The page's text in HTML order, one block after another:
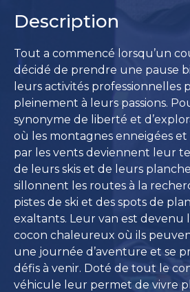
Description
Tout a commencé lorsqu’un
décidé de prendre une pause
leurs activités professionnelles
pleinement à leurs passions.
synonyme de liberté et
où les montagnes enneigées et
par les vents deviennent leur
de leurs skis et de leurs
sillonnent les routes à la
pistes de ski et des spots de
exaltants. Leur van est
cocon chaleureux où ils
une journée d’aventure et se
défis à venir. Doté de tout le
véhicule leur permet de vivre